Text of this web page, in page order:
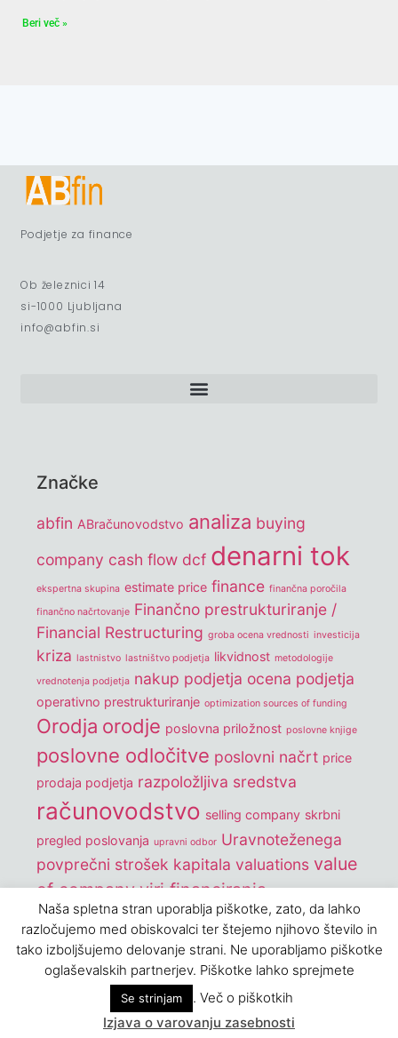
Beri več »
Podjetje za finance
Ob železnici 14
si-1000 Ljubljana
info@abfin.si
Značke
abfin ABračunovodstvo analiza buying
company cash flow dcf denarni tok
ekspertna skupina estimate price finance finančna poročila
finančno načrtovanje Finančno prestrukturiranje /
Financial Restructuring groba ocena vrednosti investicija
kriza lastnistvo lastništvo podjetja likvidnost metodologije
vrednotenja podjetja nakup podjetja ocena podjetja
operativno prestrukturiranje optimization sources of funding
Orodja orodje poslovna priložnost poslovne knjige
poslovne odločitve poslovni načrt price
prodaja podjetja razpoložljiva sredstva
računovodstvo selling company skrbni
pregled poslovanja upravni odbor Uravnoteženega
povprečni strošek kapitala valuations value
of company viri financiranja
vrednostenje podjetij vrednost podjetja
Vrednotenje podjetij wacc
Naša spletna stran uporablja piškotke, zato, da lahko
razločujemo med obiskovalci ter štejemo njihovo število in
tako izboljšujemo delovanje strani. Ne uporabljamo piškotke
oglaševalskih partnerjev. Piškotke lahko sprejmete
Se strinjam
. Več o piškotkih
Izjava o varovanju zasebnosti
Statcounter code invalid. Insert a fresh copy.